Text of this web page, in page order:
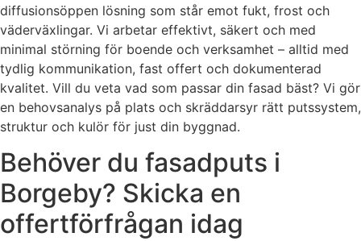
diffusionsöppen lösning som står emot fukt, frost och
väderväxlingar. Vi arbetar effektivt, säkert och med
minimal störning för boende och verksamhet – alltid med
tydlig kommunikation, fast offert och dokumenterad
kvalitet. Vill du veta vad som passar din fasad bäst? Vi gör
en behovsanalys på plats och skräddarsyr rätt putssystem,
struktur och kulör för just din byggnad.
Behöver du fasadputs i
Borgeby? Skicka en
offertförfrågan idag